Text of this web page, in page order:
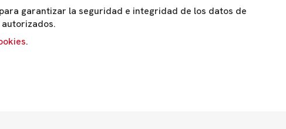
garantizar la seguridad e integridad de los datos de
.